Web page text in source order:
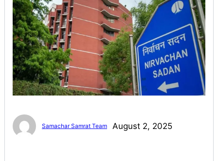
Samachar Samrat Team August 2, 2025